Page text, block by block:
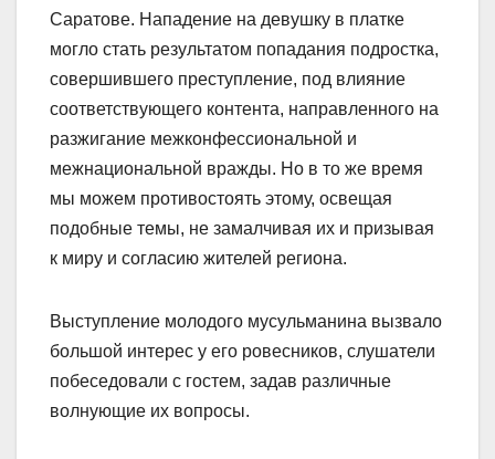
Саратове. Нападение на девушку в платке
могло стать результатом попадания подростка,
совершившего преступление, под влияние
соответствующего контента, направленного на
разжигание межконфессиональной и
межнациональной вражды. Но в то же время
мы можем противостоять этому, освещая
подобные темы, не замалчивая их и призывая
к миру и согласию жителей региона.
Выступление молодого мусульманина вызвало
большой интерес у его ровесников, слушатели
побеседовали с гостем, задав различные
волнующие их вопросы.